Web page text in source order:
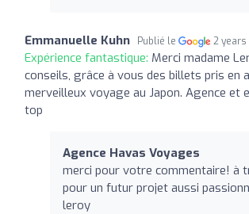
Emmanuelle Kuhn Publié le 2 years
Expérience fantastique: Merci madame
conseils, grâce à vous des billets pris en
merveilleux voyage au Japon. Agence et
top
Agence Havas Voyages
merci pour votre commentaire! à
pour un futur projet aussi
leroy